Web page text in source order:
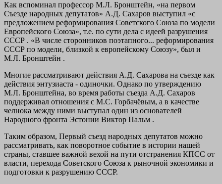
Как вспоминал профессор М.Л. Бронштейн, «на первом
Съезде народных депутатов» А.Д. Сахаров выступил «с
предложением реформирования Советского Союза по модели
Европейского Союза», т.е. по сути дела с идеей разрушения
СССР . «В числе сторонников поэтапного... реформирования
СССР по модели, близкой к европейскому Союзу», был и
М.Л. Бронштейн .
Многие рассматривают действия А.Д. Сахарова на съезде как
действия энтузиаста - одиночки. Однако по утверждению
М.Л. Бронштейна, во время работы съезда А.Д. Сахаров
поддерживал отношения с М.С. Горбачёвым, а в качестве
челнока между ними выступал один из основателей
Народного фронта Эстонии Виктор Пальм .
Таким образом, Первый съезд народных депутатов можно
рассматривать, как поворотное событие в истории нашей
страны, ставшее важной вехой на пути отстранения КПСС от
власти, перехода Советского Союза к рыночной экономики и
подготовки к разрушению СССР.